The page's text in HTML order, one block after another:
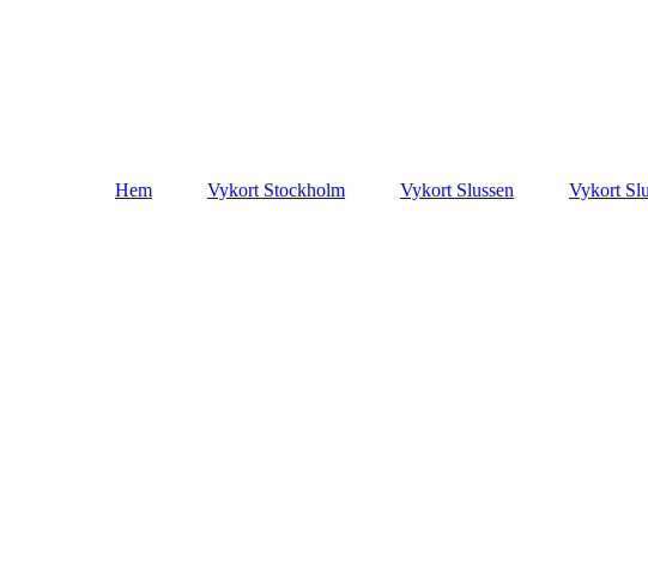
Hem Vykort Stockholm Vykort Slussen Vykort